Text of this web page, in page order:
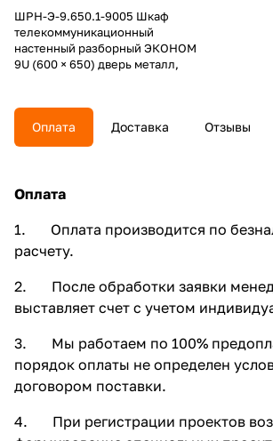
ШРН-Э-9.650.1-9005 Шкаф
телекоммуникационный
настенный разборный ЭКОНОМ
9U (600 × 650) дверь металл,
Оплата Доставка Отзывы
Оплата
1. Оплата производится по
расчету.
2. После обработки заявки
выставляет счет с учетом
3. Мы работаем по 100%
порядок оплаты не определен
договором поставки.
4. При регистрации проектов